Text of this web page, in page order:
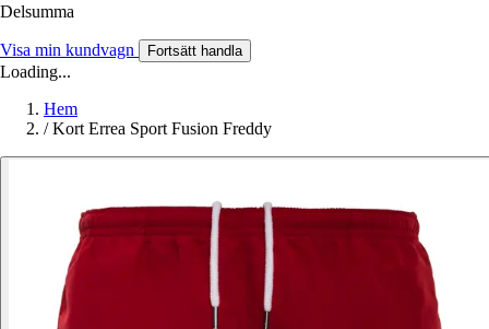
Delsumma
Visa min kundvagn Fortsätt handla
Loading...
Hem
/ Kort Errea Sport Fusion Freddy